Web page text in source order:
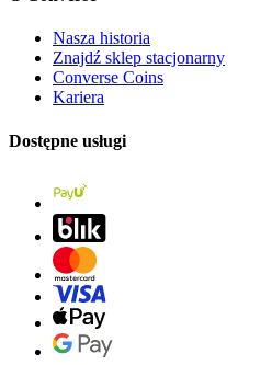
Nasza historia
Znajdź sklep stacjonarny
Converse Coins
Kariera
Dostępne usługi